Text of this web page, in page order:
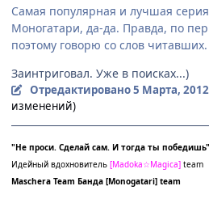
Самая популярная и лучшая
Моногатари, да-да. Правда, по
поэтому говорю со слов читавших.
Заинтриговал. Уже в поисках...)
Отредактировано5 Марта, 2012
изменений)
"Не проси. Сделай сам. И тогда ты
Идейный вдохновитель [Madoka☆Magica] team
Maschera Team Банда [Monogatari] team